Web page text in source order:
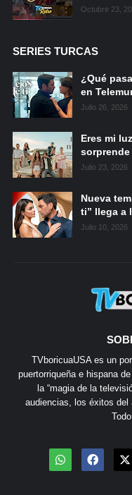
Octubre 23,
SERIES TURCAS
¿Qué
en
Julio 26, 2026
Eres mi
Julio 23, 2026
Nueva
ti” llega a
Julio 10, 2026
TVboricuaUSA es un
puertorriqueña e hispana
la “magia de la
audiencias, los éxitos